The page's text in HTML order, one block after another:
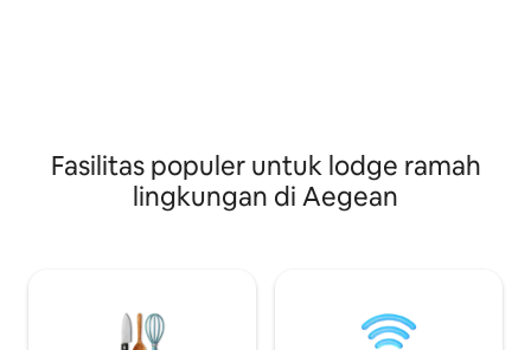
Fasilitas populer untuk lodge ramah
lingkungan di Aegean